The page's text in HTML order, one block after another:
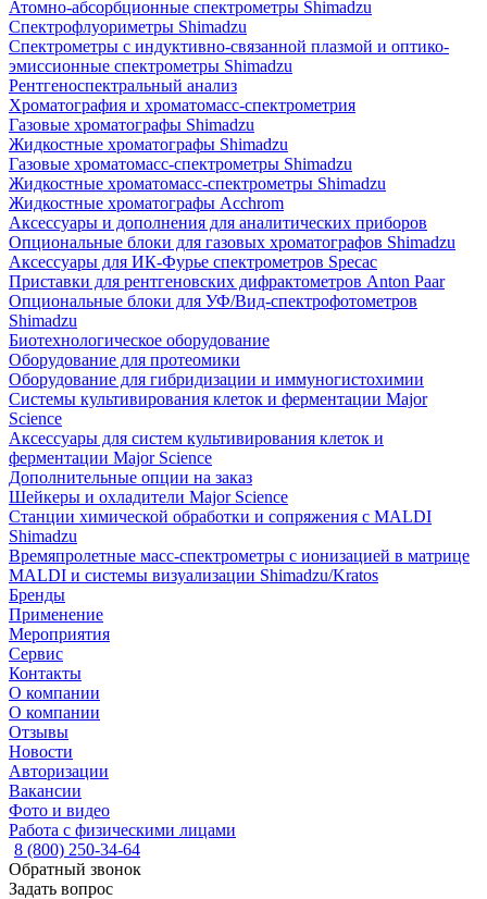
Атомно-абсорбционные спектрометры Shimadzu
Спектрофлуориметры Shimadzu
Спектрометры с индуктивно-связанной плазмой и оптико-
эмиссионные спектрометры Shimadzu
Рентгеноспектральный анализ
Хроматография и хроматомасс-спектрометрия
Газовые хроматографы Shimadzu
Жидкостные хроматографы Shimadzu
Газовые хроматомасс-спектрометры Shimadzu
Жидкостные хроматомасс-спектрометры Shimadzu
Жидкостные хроматографы Acchrom
Аксессуары и дополнения для аналитических приборов
Опциональные блоки для газовых хроматографов Shimadzu
Аксессуары для ИК-Фурье спектрометров Specac
Приставки для рентгеновских дифрактометров Anton Paar
Опциональные блоки для УФ/Вид-спектрофотометров
Shimadzu
Биотехнологическое оборудование
Оборудование для протеомики
Оборудование для гибридизации и иммуногистохимии
Системы культивирования клеток и ферментации Major
Science
Аксессуары для систем культивирования клеток и
ферментации Major Science
Дополнительные опции на заказ
Шейкеры и охладители Major Science
Станции химической обработки и сопряжения с MALDI
Shimadzu
Времяпролетные масс-спектрометры с ионизацией в матрице
MALDI и системы визуализации Shimadzu/Kratos
Бренды
Применение
Мероприятия
Сервис
Контакты
О компании
О компании
Отзывы
Новости
Авторизации
Вакансии
Фото и видео
Работа с физическими лицами
8 (800) 250-34-64
Обратный звонок
Задать вопрос